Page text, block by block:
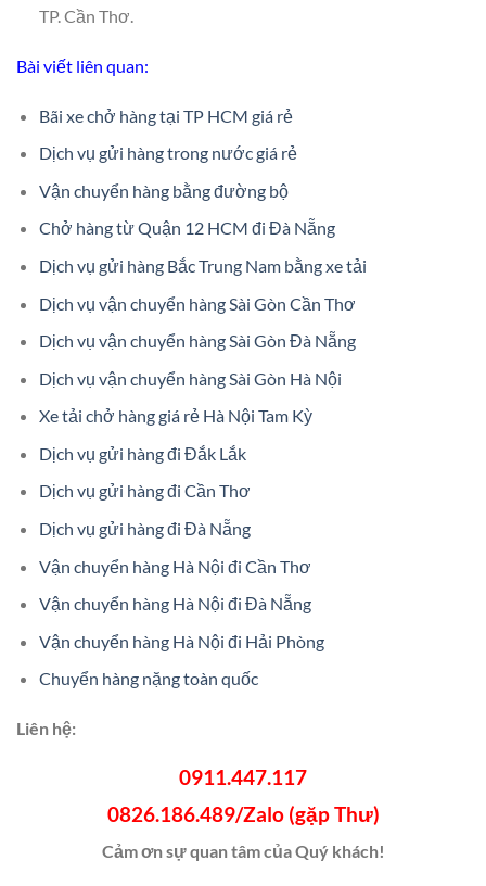
TP. Cần Thơ.
Bài viết liên quan:
Bãi xe chở hàng tại TP HCM giá rẻ
Dịch vụ gửi hàng trong nước giá rẻ
Vận chuyển hàng bằng đường bộ
Chở hàng từ Quận 12 HCM đi Đà Nẵng
Dịch vụ gửi hàng Bắc Trung Nam bằng xe tải
Dịch vụ vận chuyển hàng Sài Gòn Cần Thơ
Dịch vụ vận chuyển hàng Sài Gòn Đà Nẵng
Dịch vụ vận chuyển hàng Sài Gòn Hà Nội
Xe tải chở hàng giá rẻ Hà Nội Tam Kỳ
Dịch vụ gửi hàng đi Đắk Lắk
Dịch vụ gửi hàng đi Cần Thơ
Dịch vụ gửi hàng đi Đà Nẵng
Vận chuyển hàng Hà Nội đi Cần Thơ
Vận chuyển hàng Hà Nội đi Đà Nẵng
Vận chuyển hàng Hà Nội đi Hải Phòng
Chuyển hàng nặng toàn quốc
Liên hệ:
0911.447.117
0826.186.489/Zalo (gặp Thư)
Cảm ơn sự quan tâm của Quý khách!